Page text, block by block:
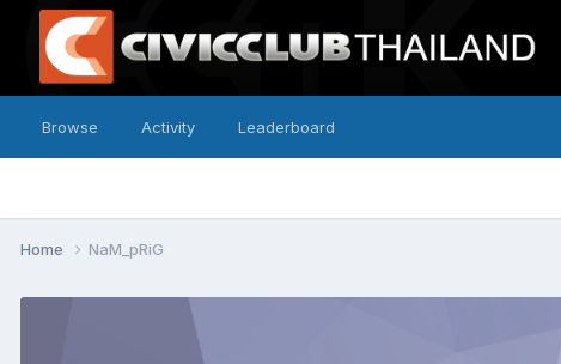
Browse Activity Leaderboard
Home NaM_pRiG